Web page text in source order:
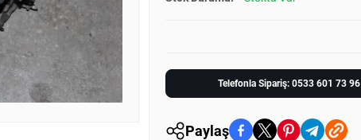
Telefonla Sipariş: 0533 601 73 96
Paylaş